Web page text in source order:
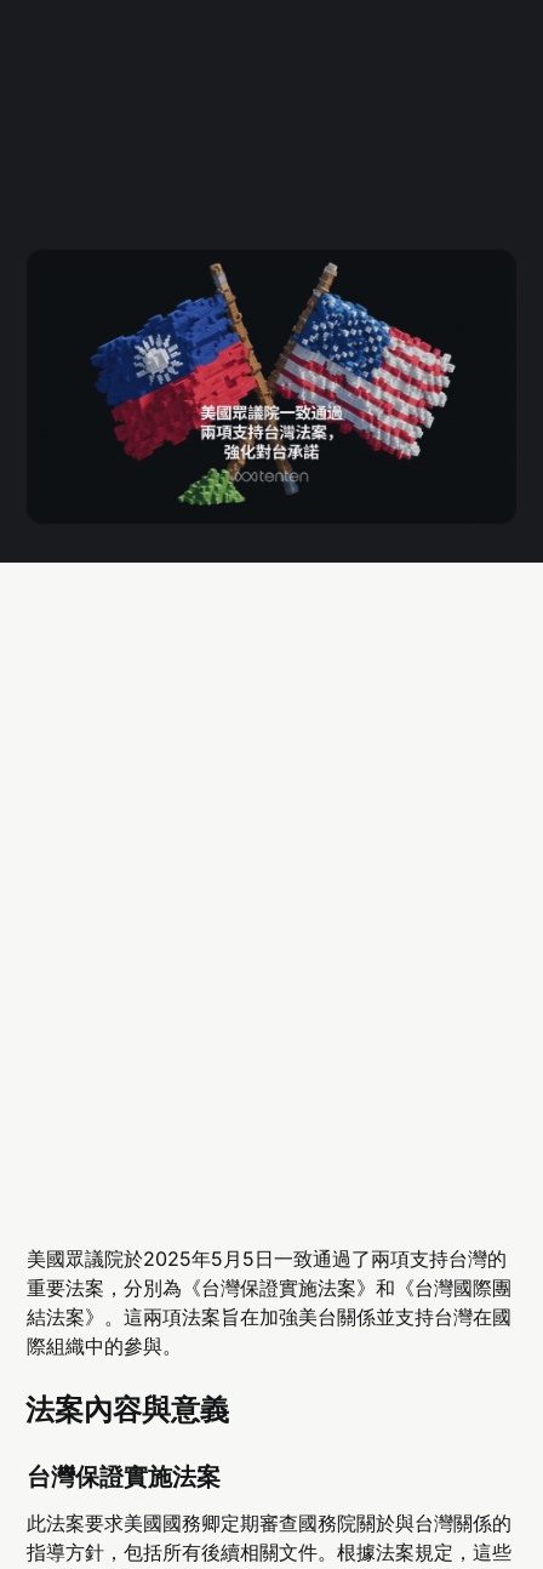
美國眾議院於2025年5月5日一致通過了兩項支持台灣的
重要法案，分別為《台灣保證實施法案》和《台灣國際團
結法案》。這兩項法案旨在加強美台關係並支持台灣在國
際組織中的參與。
法案內容與意義
台灣保證實施法案
此法案要求美國國務卿定期審查國務院關於與台灣關係的
指導方針，包括所有後續相關文件。根據法案規定，這些